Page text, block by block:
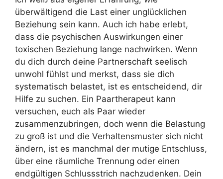
überwältigend die Last einer unglücklichen
Beziehung sein kann. Auch ich habe erlebt,
dass die psychischen Auswirkungen einer
toxischen Beziehung lange nachwirken. Wenn
du dich durch deine Partnerschaft seelisch
unwohl fühlst und merkst, dass sie dich
systematisch belastet, ist es entscheidend, dir
Hilfe zu suchen. Ein Paartherapeut kann
versuchen, euch als Paar wieder
zusammenzubringen, doch wenn die Belastung
zu groß ist und die Verhaltensmuster sich nicht
ändern, ist es manchmal der mutige Entschluss,
über eine räumliche Trennung oder einen
endgültigen Schlussstrich nachzudenken. Dein